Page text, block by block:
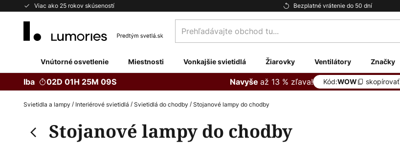
Viac ako 25 rokov skúseností Bezplatné vrátenie do 50 dní
Skip
Prehľadávajte
obchod
Vnútorné osvetlenie Miestnosti Vonkajšie svietidlá Žiarovky Ventilátory Značky
Iba 02D 01H 25M 07S Navyše až 13 % zľava! Kód:WOW skopírovať
Svietidla a lampy Interiérové svietidlá Svietidlá do chodby Stojanové lampy do chodby
Stojanové lampy do chodby